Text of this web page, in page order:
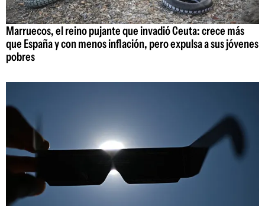
Marruecos, el reino pujante que invadió Ceuta: crece más
que España y con menos inflación, pero expulsa a sus jóvenes
pobres